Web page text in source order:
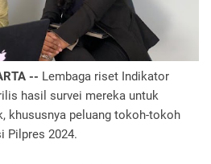
-- Lembaga riset Indikator
hasil survei mereka untuk
khususnya peluang tokoh-tokoh
Pilpres 2024.